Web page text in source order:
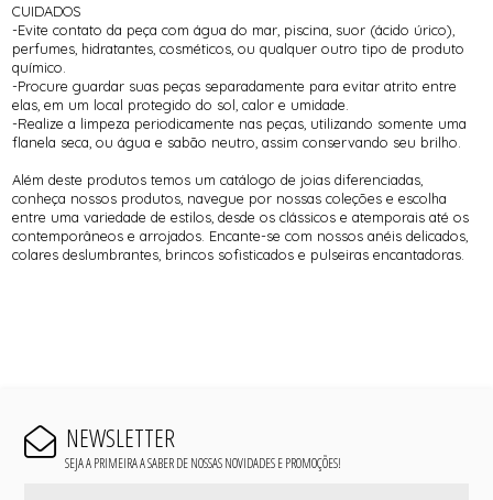
CUIDADOS
-Evite contato da peça com água do mar, piscina, suor (ácido úrico),
perfumes, hidratantes, cosméticos, ou qualquer outro tipo de produto
químico.
-Procure guardar suas peças separadamente para evitar atrito entre
elas, em um local protegido do sol, calor e umidade.
-Realize a limpeza periodicamente nas peças, utilizando somente uma
flanela seca, ou água e sabão neutro, assim conservando seu brilho.
Além deste produtos temos um catálogo de joias diferenciadas,
conheça nossos produtos, navegue por nossas coleções e escolha
entre uma variedade de estilos, desde os clássicos e atemporais até os
contemporâneos e arrojados. Encante-se com nossos anéis delicados,
colares deslumbrantes, brincos sofisticados e pulseiras encantadoras.
NEWSLETTER
SEJA A PRIMEIRA A SABER DE NOSSAS NOVIDADES E PROMOÇÕES!